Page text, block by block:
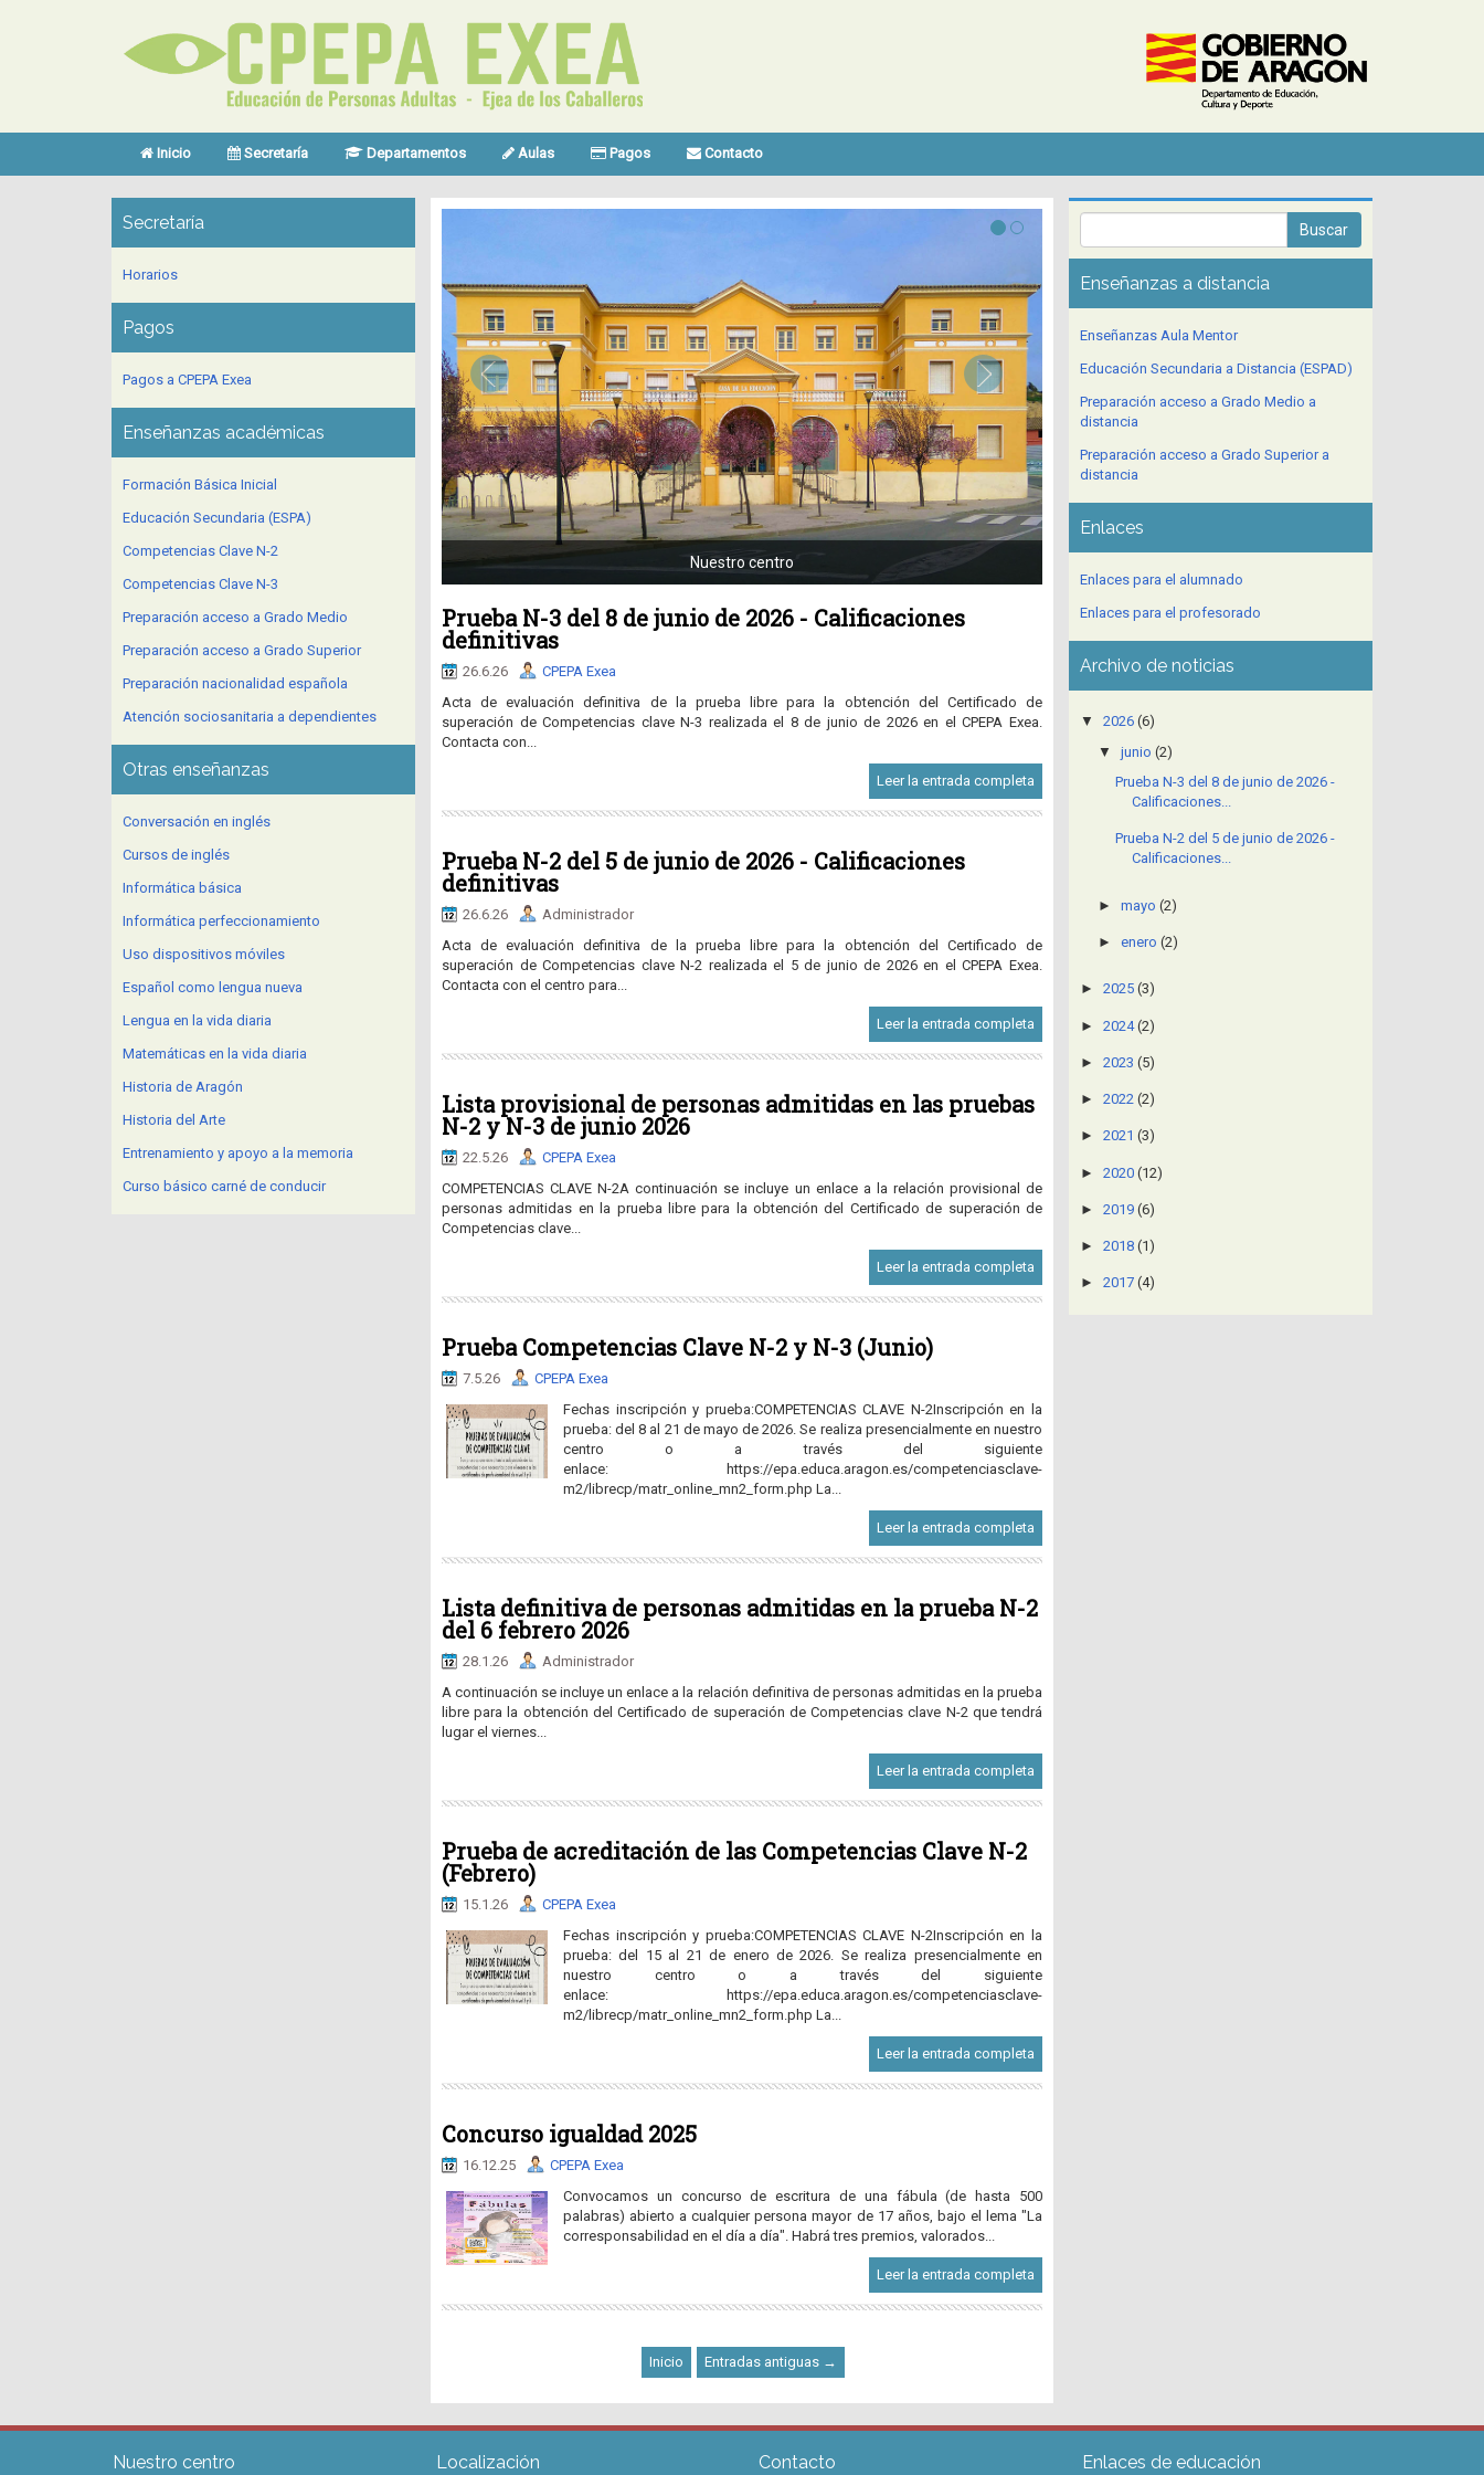
Inicio Secretaría Departamentos Aulas Pagos Contacto
Nuestro centro
Prueba N-3 del 8 de junio de 2026 - Calificaciones
definitivas
26.6.26
CPEPA Exea
Acta de evaluación definitiva de la prueba libre para la obtención del Certificado de
superación de Competencias clave N-3 realizada el 8 de junio de 2026 en el CPEPA Exea.
Contacta con...
Leer la entrada completa
Prueba N-2 del 5 de junio de 2026 - Calificaciones
definitivas
26.6.26
Administrador
Acta de evaluación definitiva de la prueba libre para la obtención del Certificado de
superación de Competencias clave N-2 realizada el 5 de junio de 2026 en el CPEPA Exea.
Contacta con el centro para...
Leer la entrada completa
Lista provisional de personas admitidas en las pruebas
N-2 y N-3 de junio 2026
22.5.26
CPEPA Exea
COMPETENCIAS CLAVE N-2A continuación se incluye un enlace a la relación provisional de
personas admitidas en la prueba libre para la obtención del Certificado de superación de
Competencias clave...
Leer la entrada completa
Prueba Competencias Clave N-2 y N-3 (Junio)
7.5.26
CPEPA Exea
Fechas inscripción y prueba:COMPETENCIAS CLAVE N-2Inscripción en la
prueba: del 8 al 21 de mayo de 2026. Se realiza presencialmente en nuestro
centro o a través del siguiente
enlace: https://epa.educa.aragon.es/competenciasclave-
m2/librecp/matr_online_mn2_form.php La...
Leer la entrada completa
Lista definitiva de personas admitidas en la prueba N-2
del 6 febrero 2026
28.1.26
Administrador
A continuación se incluye un enlace a la relación definitiva de personas admitidas en la prueba
libre para la obtención del Certificado de superación de Competencias clave N-2 que tendrá
lugar el viernes...
Leer la entrada completa
Prueba de acreditación de las Competencias Clave N-2
(Febrero)
15.1.26
CPEPA Exea
Fechas inscripción y prueba:COMPETENCIAS CLAVE N-2Inscripción en la
prueba: del 15 al 21 de enero de 2026. Se realiza presencialmente en
nuestro centro o a través del siguiente
enlace: https://epa.educa.aragon.es/competenciasclave-
m2/librecp/matr_online_mn2_form.php La...
Leer la entrada completa
Concurso igualdad 2025
16.12.25
CPEPA Exea
Convocamos un concurso de escritura de una fábula (de hasta 500
palabras) abierto a cualquier persona mayor de 17 años, bajo el lema "La
corresponsabilidad en el día a día". Habrá tres premios, valorados...
Leer la entrada completa
Inicio Entradas antiguas →
Secretaría
Horarios
Pagos
Pagos a CPEPA Exea
Enseñanzas académicas
Formación Básica Inicial
Educación Secundaria (ESPA)
Competencias Clave N-2
Competencias Clave N-3
Preparación acceso a Grado Medio
Preparación acceso a Grado Superior
Preparación nacionalidad española
Atención sociosanitaria a dependientes
Otras enseñanzas
Conversación en inglés
Cursos de inglés
Informática básica
Informática perfeccionamiento
Uso dispositivos móviles
Español como lengua nueva
Lengua en la vida diaria
Matemáticas en la vida diaria
Historia de Aragón
Historia del Arte
Entrenamiento y apoyo a la memoria
Curso básico carné de conducir
Enseñanzas a distancia
Enseñanzas Aula Mentor
Educación Secundaria a Distancia (ESPAD)
Preparación acceso a Grado Medio a
distancia
Preparación acceso a Grado Superior a
distancia
Enlaces
Enlaces para el alumnado
Enlaces para el profesorado
Archivo de noticias
▼ 2026 (6)
▼
junio (2)
Prueba N-3 del 8 de junio de 2026 -
Calificaciones...
Prueba N-2 del 5 de junio de 2026 -
Calificaciones...
► mayo (2)
► enero (2)
► 2025 (3)
► 2024 (2)
► 2023 (5)
► 2022 (2)
► 2021 (3)
► 2020 (12)
► 2019 (6)
► 2018 (1)
► 2017 (4)
Nuestro centro Localización Contacto Enlaces de educación